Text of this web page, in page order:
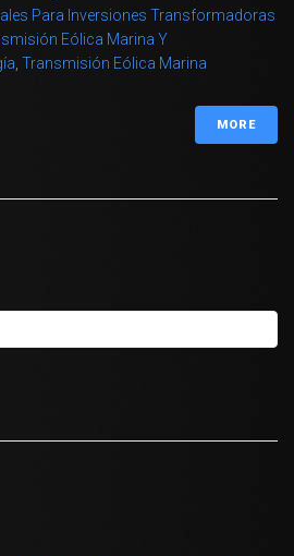
Para Inversiones Transformadoras
Eólica Marina Y
Transmisión Eólica Marina
MORE